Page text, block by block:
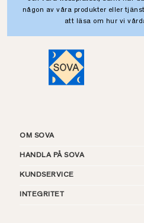
någon av våra produkter eller
att läsa om hur vi
OM SOVA
HANDLA PÅ SOVA
KUNDSERVICE
INTEGRITET